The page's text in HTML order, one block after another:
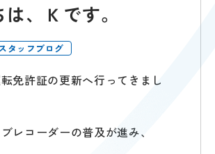
、Ｋです。
タッフブログ
免許証の更新へ行ってきまし
レコーダーの普及が進み、